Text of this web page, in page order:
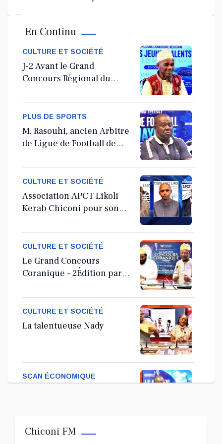
...
Jul 11, 2026
En Continu
CULTURE ET SOCIÉTÉ
J-2 Avant le Grand
Concours Régional du
PLUS DE SPORTS
M. Rasouhi, ancien Arbitre
de Ligue de Football de
CULTURE ET SOCIÉTÉ
Association APCT Likoli
Kerab Chiconi pour son
Ordinaire
CULTURE ET SOCIÉTÉ
Le Grand Concours
Coranique – 2Édition par
Cour'an
CULTURE ET SOCIÉTÉ
La talentueuse Nady
SCAN ÉCONOMIQUE
Chiconi FM